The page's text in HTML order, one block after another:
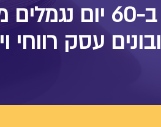
ב-60 יום נגמלים מתסמונת הרעיונות המקפצים
ובונים עסק רווחי